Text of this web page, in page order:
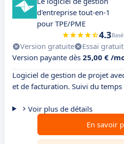
d'entreprise tout-en-1
pour TPE/PME
4.3
Version gratuite Essai gratuit
Version payante dès 25,00 € /
Logiciel de gestion de projet
et de facturation. Suivi du
Voir plus de détails
En savoir